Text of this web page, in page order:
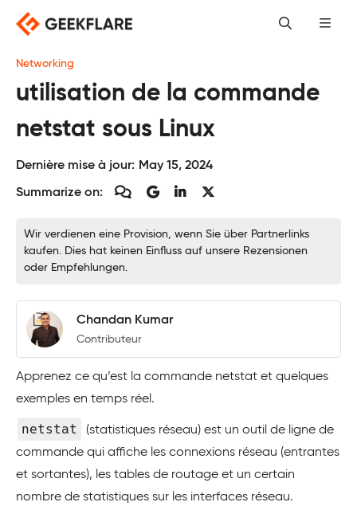
Skip
content
Networking
utilisation de la commande
netstat sous Linux
Dernière mise à jour: May 15, 2024
Summarize on:
Wir verdienen eine Provision, wenn Sie über Partnerlinks
kaufen. Dies hat keinen Einfluss auf unsere Rezensionen
oder Empfehlungen.
Chandan Kumar
Contributeur
Apprenez ce qu’est la commande netstat et quelques
exemples en temps réel.
netstat
(statistiques réseau) est un outil de ligne de
commande qui affiche les connexions réseau (entrantes
et sortantes), les tables de routage et un certain
nombre de statistiques sur les interfaces réseau.